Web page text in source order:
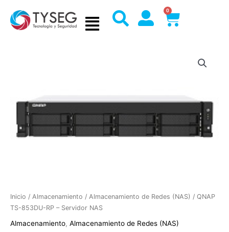
contenido
0
Cart
Inicio / Almacenamiento / Almacenamiento de Redes (NAS) / QNAP
TS-853DU-RP – Servidor NAS
Almacenamiento, Almacenamiento de Redes (NAS)